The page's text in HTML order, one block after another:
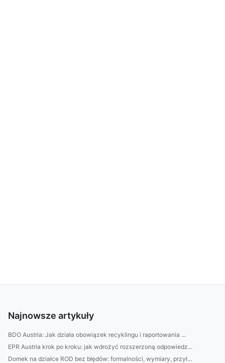
Najnowsze artykuły
BDO Austria: Jak działa obowiązek recyklingu i raportowania ...
EPR Austria krok po kroku: jak wdrożyć rozszerzoną odpowiedz...
Domek na działce ROD bez błędów: formalności, wymiary, przył...